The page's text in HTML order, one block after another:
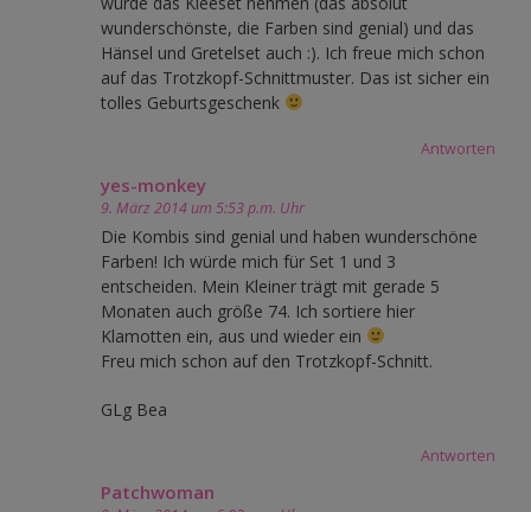
wunderschönste, die Farben sind genial) und das
Hänsel und Gretelset auch :). Ich freue mich schon
auf das Trotzkopf-Schnittmuster. Das ist sicher ein
tolles Geburtsgeschenk
Antworten
yes-monkey
9. März 2014 um 5:53 p.m. Uhr
Die Kombis sind genial und haben wunderschöne
Farben! Ich würde mich für Set 1 und 3
entscheiden. Mein Kleiner trägt mit gerade 5
Monaten auch größe 74. Ich sortiere hier
Klamotten ein, aus und wieder ein
Freu mich schon auf den Trotzkopf-Schnitt.
GLg Bea
Antworten
Patchwoman